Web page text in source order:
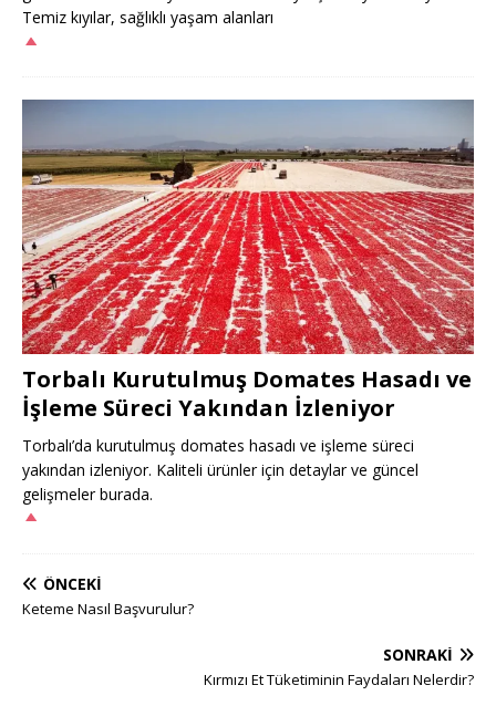
Temiz kıyılar, sağlıklı yaşam alanları
Torbalı Kurutulmuş Domates Hasadı ve
İşleme Süreci Yakından İzleniyor
Torbalı’da kurutulmuş domates hasadı ve işleme süreci
yakından izleniyor. Kaliteli ürünler için detaylar ve güncel
gelişmeler burada.
ÖNCEKI
Keteme Nasıl Başvurulur?
SONRAKI
Kırmızı Et Tüketiminin Faydaları Nelerdir?